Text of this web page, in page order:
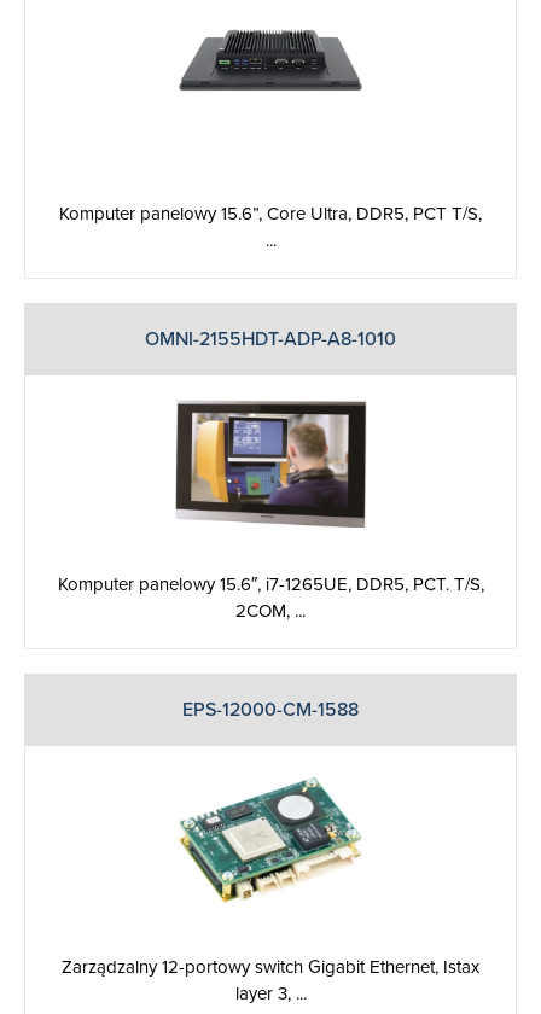
Komputer panelowy 15.6”, Core Ultra, DDR5, PCT T/S,
...
OMNI-2155HDT-ADP-A8-1010
Komputer panelowy 15.6″, i7-1265UE, DDR5, PCT. T/S,
2COM, ...
EPS-12000-CM-1588
Zarządzalny 12-portowy switch Gigabit Ethernet, Istax
layer 3, ...